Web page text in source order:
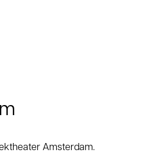
Amsterdam.